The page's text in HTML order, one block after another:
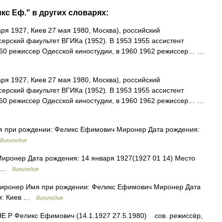
Еф." в других словарях:
1927, Киев 27 мая 1980, Москва), российский
факультет ВГИКа (1952). В 1953 1955 ассистент
режиссер Одесской киностудии, в 1960 1962 режиссер… …
1927, Киев 27 мая 1980, Москва), российский
факультет ВГИКа (1952). В 1953 1955 ассистент
режиссер Одесской киностудии, в 1960 1962 режиссер… …
рождении: Феликс Ефимович Миронер Дата рождения:
Википедия
Дата рождения: 14 января 1927(1927 01 14) Место
Википедия
Имя при рождении: Феликс Ефимович Миронер Дата
Киев …
Википедия
Феликс Ефимович (14.1.1927 27.5.1980) сов. режиссёр,